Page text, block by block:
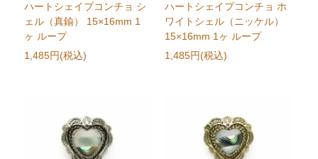
ハートシェイプコンチョ シ
ェル（真鍮） 15×16mm 1
ヶ ループ
1,485円(税込)
ハートシェイプコンチョ ホ
ワイトシェル（ニッケル）
15×16mm 1ヶ ループ
1,485円(税込)